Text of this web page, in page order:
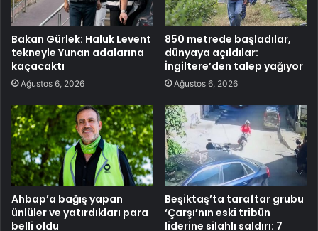
Bakan Gürlek: Haluk Levent
tekneyle Yunan adalarına
kaçacaktı
Ağustos 6, 2026
850 metrede başladılar,
dünyaya açıldılar:
İngiltere’den talep yağıyor
Ağustos 6, 2026
Ahbap’a bağış yapan
ünlüler ve yatırdıkları para
belli oldu
Beşiktaş’ta taraftar grubu
‘Çarşı’nın eski tribün
liderine silahlı saldırı: 7